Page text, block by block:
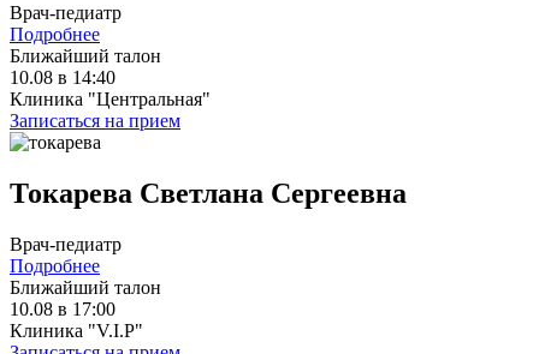
Врач-педиатр
Подробнее
Ближайший талон
10.08 в 14:40
Клиника "Центральная"
Записаться на прием
Токарева Светлана Сергеевна
Врач-педиатр
Подробнее
Ближайший талон
10.08 в 17:00
Клиника "V.I.P"